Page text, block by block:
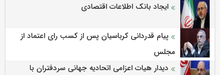
ایجاد بانک اطلاعات اقتصادی
پیام قدردانی کرباسیان پس از کسب رای اعتماد از
مجلس
دیدار هیات اعزامی اتحادیه جهانی سردفتران با